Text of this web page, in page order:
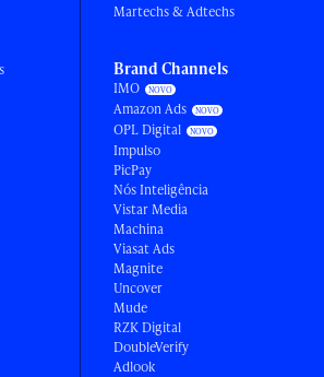
Martechs & Adtechs
Brand Channels
IMO
Amazon Ads
OPL Digital
Impulso
PicPay
Nós Inteligência
Vistar Media
Machina
Viasat Ads
Magnite
Uncover
Mude
RZK Digital
DoubleVerify
Adlook